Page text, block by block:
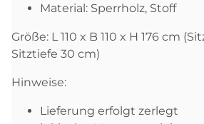
Material: Sperrholz, Stoff
Größe: L 110 x B 110 x H 176 cm
Sitztiefe 30 cm)
Hinweise:
Lieferung erfolgt zerlegt